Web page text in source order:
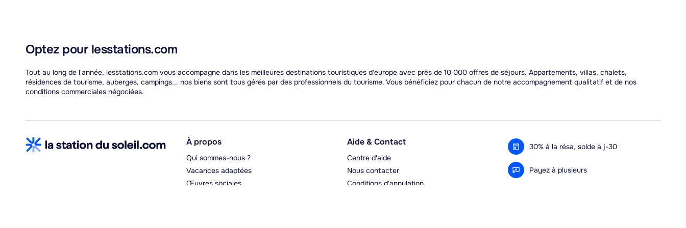
Optez pour lesstations.com
Tout au long de l'année, lesstations.com vous accompagne dans les meilleures destinations touristiques d'europe avec près de 10 000 offres de séjours. Appartements, villas, chalets,
résidences de tourisme, auberges, campings... nos biens sont tous gérés par des professionnels du tourisme. Vous bénéficiez pour chacun de notre accompagnement qualitatif et de nos
conditions commerciales négociées.
À propos
Qui sommes-nous ?
Vacances adaptées
Œuvres sociales
Aide & Contact
Centre d'aide
Nous contacter
Conditions d'annulation
30% à la résa, solde à j-30
Payez à plusieurs